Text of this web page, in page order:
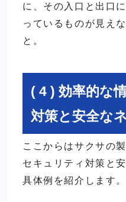
に、その入口と出口
っているものが見え
と。
( 4 ) 効率的な
対策と安全な
ここからはサクサの
セキュリティ対策と
具体例を紹介します。